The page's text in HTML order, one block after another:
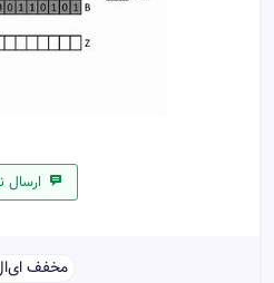
ارسال
مخفف